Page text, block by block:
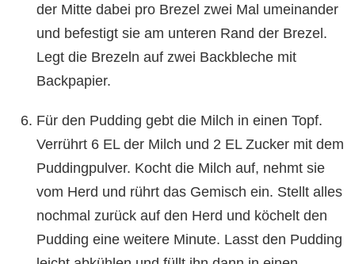
der Mitte dabei pro Brezel zwei Mal umeinander
und befestigt sie am unteren Rand der Brezel.
Legt die Brezeln auf zwei Backbleche mit
Backpapier.
Für den Pudding gebt die Milch in einen Topf.
Verrührt 6 EL der Milch und 2 EL Zucker mit dem
Puddingpulver. Kocht die Milch auf, nehmt sie
vom Herd und rührt das Gemisch ein. Stellt alles
nochmal zurück auf den Herd und köchelt den
Pudding eine weitere Minute. Lasst den Pudding